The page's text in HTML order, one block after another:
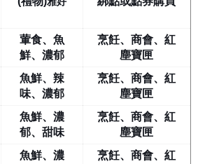
葷食、魚
鮮、濃郁
烹飪、商會、紅
塵寶匣
魚鮮、辣
味、濃郁
烹飪、商會、紅
塵寶匣
魚鮮、濃
郁、甜味
烹飪、商會、紅
塵寶匣
魚鮮、濃
烹飪、商會、紅